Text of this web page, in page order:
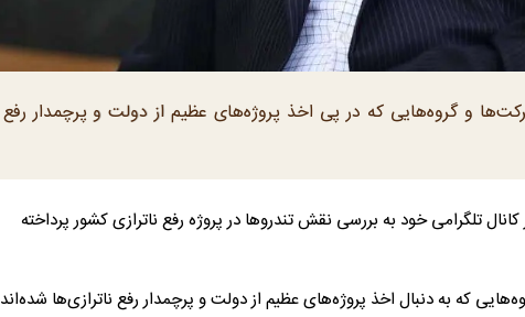
و گروه‌هایی که در پی اخذ پروژه‌های عظیم از دولت و پرچمدار رفع
تلگرامی خود به بررسی نقش تندروها در پروژه رفع ناترازی کشور پرداخته
که به دنبال اخذ پروژه‌های عظیم از دولت و پرچمدار رفع ناترازی‌ها شده‌اند